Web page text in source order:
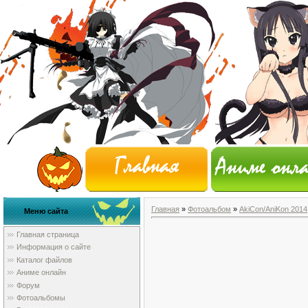
Меню сайта
Главная страница
Информация о сайте
Каталог файлов
Аниме онлайн
Форум
Фотоальбомы
Главная » Фотоальбом » AkiCon/AniKon 2014